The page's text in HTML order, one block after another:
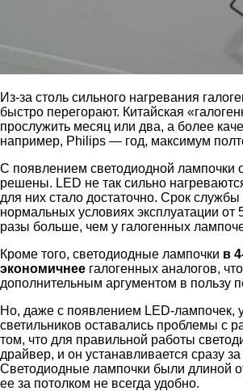
Из-за столь сильного нагревания
быстро перегорают. Китайская
прослужить месяц или два, а более
например, Philips — год, максимум
С появлением светодиодной лампочки
решены. LED не так сильно
для них стало достаточно. Срок
нормальных условиях эксплуатации от
разы больше, чем у галогенных
Кроме того, светодиодные лампочки в
экономичнее галогенных аналогов,
дополнительным аргументом в пользу
Но, даже с появлением LED-лампочек,
светильников оставались проблемы с
том, что для правильной работы
драйвер, и он устанавливается сразу
Светодиодные лампочки были длиной
ее за потолком не всегда удобно.